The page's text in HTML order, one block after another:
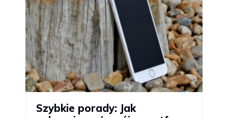
Szybkie porady: Jak